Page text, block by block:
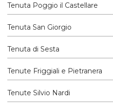
Tenuta Poggio il Castellare
Tenuta San Giorgio
Tenuta di Sesta
Tenute Friggiali e Pietranera
Tenute Silvio Nardi